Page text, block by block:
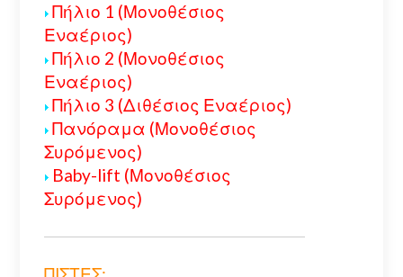
Πήλιο 1 (Μονοθέσιος
Εναέριος)
Πήλιο 2 (Μονοθέσιος
Εναέριος)
Πήλιο 3 (Διθέσιος Εναέριος)
Πανόραμα (Μονοθέσιος
Συρόμενος)
Baby-lift (Μονοθέσιος
Συρόμενος)